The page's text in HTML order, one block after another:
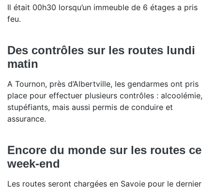
Il était 00h30 lorsqu’un immeuble de 6 étages a pris
feu.
Des contrôles sur les routes lundi
matin
A Tournon, près d’Albertville, les gendarmes ont pris
place pour effectuer plusieurs contrôles : alcoolémie,
stupéfiants, mais aussi permis de conduire et
assurance.
Encore du monde sur les routes ce
week-end
Les routes seront chargées en Savoie pour le dernier